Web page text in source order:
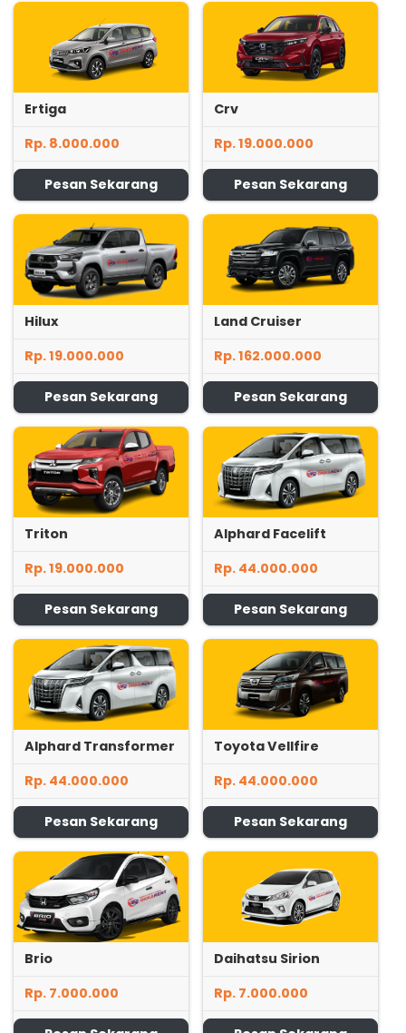
Ertiga
Rp. 8.000.000
Pesan Sekarang
Crv
Rp. 19.000.000
Pesan Sekarang
Hilux
Rp. 19.000.000
Pesan Sekarang
Land Cruiser
Rp. 162.000.000
Pesan Sekarang
Triton
Rp. 19.000.000
Pesan Sekarang
Alphard Facelift
Rp. 44.000.000
Pesan Sekarang
Alphard Transformer
Rp. 44.000.000
Pesan Sekarang
Toyota Vellfire
Rp. 44.000.000
Pesan Sekarang
Brio
Rp. 7.000.000
Daihatsu Sirion
Rp. 7.000.000